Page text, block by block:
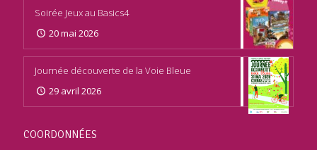
Soirée Jeux au Basics4
20 mai 2026
Journée découverte de la Voie Bleue
29 avril 2026
COORDONNÉES